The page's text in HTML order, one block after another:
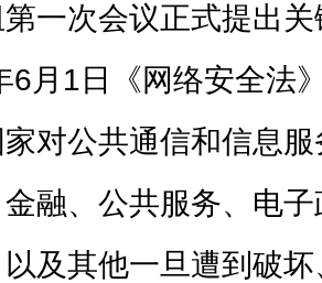
一次会议正式提出
6月1日《网络安全法
对公共通信和信息
融、公共服务、电
及其他一旦遭到破